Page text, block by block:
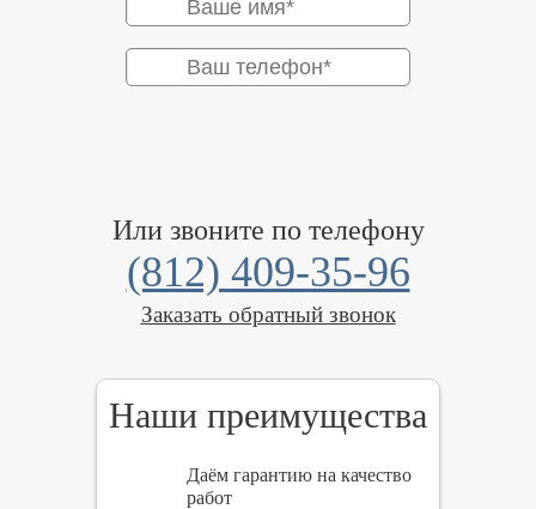
Или звоните по телефону
(812) 409-35-96
Заказать обратный звонок
Наши преимущества
Даём гарантию на качество
работ